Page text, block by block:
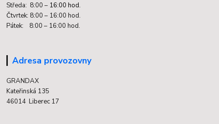
Středa: 8:00 – 16:00 hod.
Čtvrtek: 8:00 – 16:00 hod.
Pátek: 8:00 – 16:00 hod.
Adresa provozovny
GRANDAX
Kateřinská 135
46014 Liberec 17